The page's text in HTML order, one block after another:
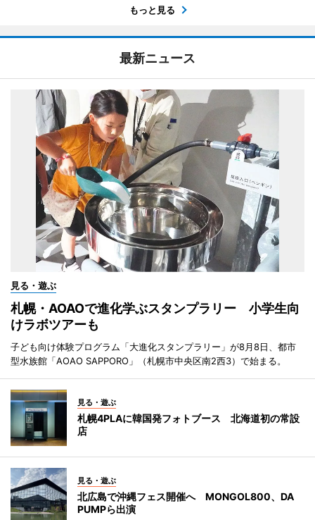
もっと見る
最新ニュース
見る・遊ぶ
札幌・AOAOで進化学ぶスタンプラリー 小学生向
けラボツアーも
子ども向け体験プログラム「大進化スタンプラリー」が8月8日、都市
型水族館「AOAO SAPPORO」（札幌市中央区南2西3）で始まる。
見る・遊ぶ
札幌4PLAに韓国発フォトブース 北海道初の常設
店
見る・遊ぶ
北広島で沖縄フェス開催へ MONGOL800、DA
PUMPら出演